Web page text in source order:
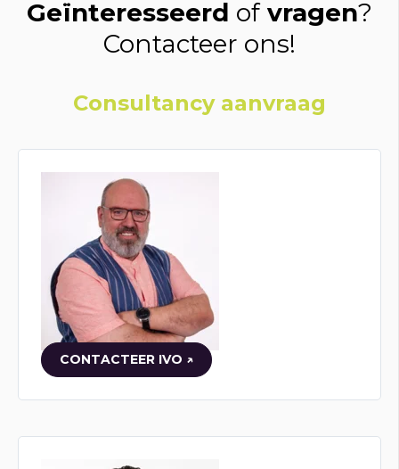
Geïnteresseerd ofvragen?
Contacteer ons!
Consultancy aanvraag
CONTACTEER IVO ↗